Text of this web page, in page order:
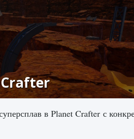
Crafter
в Planet Crafter с